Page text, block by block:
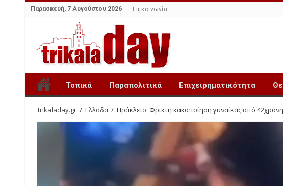
Παρασκευή, 7 Αυγούστου 2026 Επικοινωνία
Τοπικά Παραπολιτικά Επιχειρηματικότητα
trikaladay.gr / Ελλάδα / Ηράκλειο: Φρικτή κακοποίηση γυναίκας από